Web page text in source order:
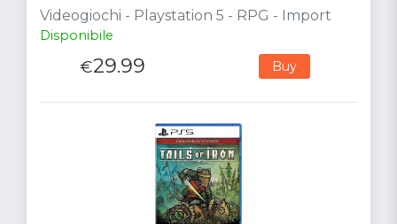
Videogiochi - Playstation 5 - RPG - Import
Disponibile
€29.99 Buy